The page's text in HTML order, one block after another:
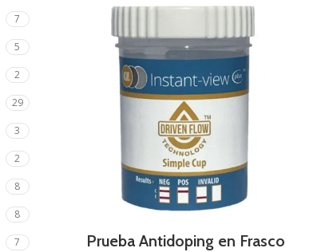
7
5
2
29
3
2
8
8
7
Prueba Antidoping en Frasco